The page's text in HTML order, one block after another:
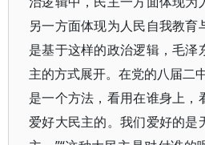
另一方面体现为人民自我教育
是基于这样的政治逻辑，毛泽
主的方式展开。在党的八届二
是一个方法，看用在谁身上，
爱好大民主的。我们爱好的是